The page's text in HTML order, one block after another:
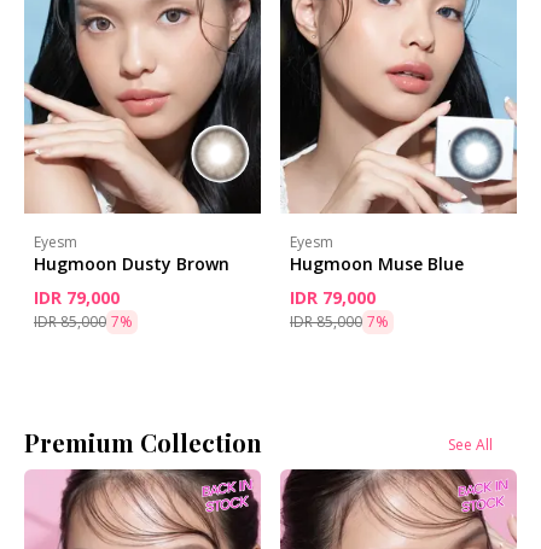
Eyesm
Hugmoon Dusty Brown
IDR 79,000
IDR 85,000 7%
Eyesm
Hugmoon Muse Blue
IDR 79,000
IDR 85,000 7%
Premium Collection See All